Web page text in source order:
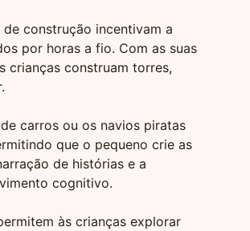
construção incentivam a
por horas a fio. Com as suas
crianças construam torres,
carros ou os navios piratas
que o pequeno crie as
de histórias e a
cognitivo.
às crianças explorar